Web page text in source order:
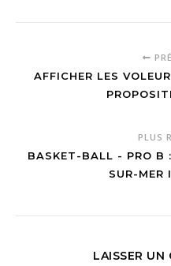
AFFICHER LES
PLUS
BASKET-BALL - PRO B
SUR-MER
LAISSER UN